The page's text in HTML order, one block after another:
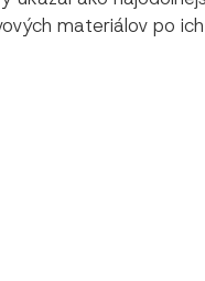
materiálov po